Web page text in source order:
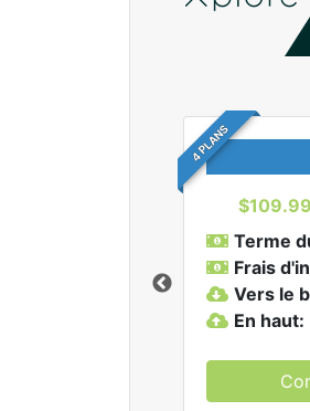
4 PLANS
$109.99
Terme
Frais
Vers le
En haut: